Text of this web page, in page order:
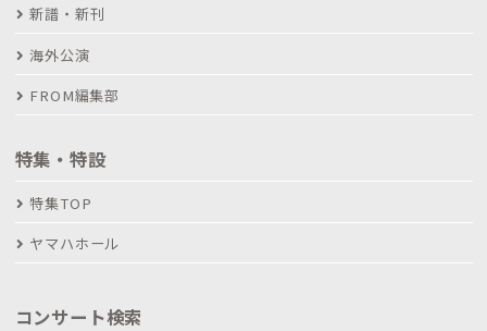
新譜・新刊
海外公演
FROM編集部
特集・特設
特集TOP
ヤマハホール
コンサート検索